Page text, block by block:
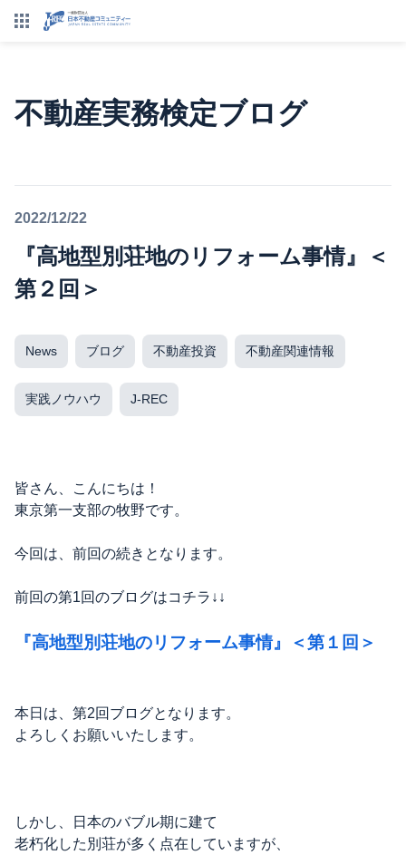
不動産実務検定ブログ
2022/12/22
『高地型別荘地のリフォーム事情』＜
第２回＞
News ブログ 不動産投資 不動産関連情報
実践ノウハウ J-REC
皆さん、こんにちは！
東京第一支部の牧野です。
今回は、前回の続きとなります。
前回の第1回のブログはコチラ↓↓
『高地型別荘地のリフォーム事情』＜第１回＞
本日は、第2回ブログとなります。
よろしくお願いいたします。
しかし、日本のバブル期に建て
老朽化した別荘が多く点在していますが、